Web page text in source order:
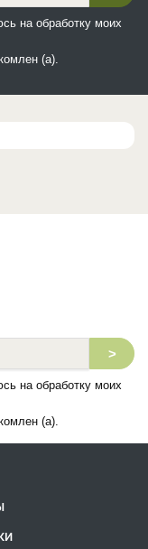
на обработку моих
(а).
>
на обработку моих
(а).